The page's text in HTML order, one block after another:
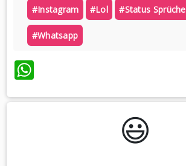
#instagram #lol #status Sprüche
#whatsapp
WhatsApp
😃️